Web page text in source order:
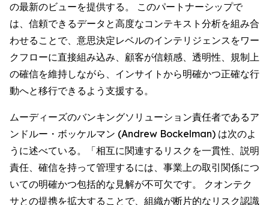
の最新のビューを提供する。 このパートナーシップで
は、信頼できるデータと高度なコンテキスト分析を組み合
わせることで、意思決定レベルのインテリジェンスをワー
クフローに直接組み込み、顧客が信頼感、透明性、規制上
の確信を維持しながら、インサイトから明確かつ正確な行
動へと移行できるよう支援する。
ムーディーズのバンキングソリューション責任者であるア
ンドルー・ボッケルマン (Andrew Bockelman) は次のよ
うに述べている。「相互に関連するリスクを一貫性、説明
責任、確信を持って管理するには、事業上の取引関係につ
いての明確かつ包括的な見解が不可欠です。 クオンテク
サとの提携を拡大することで、組織が断片的なリスク認識